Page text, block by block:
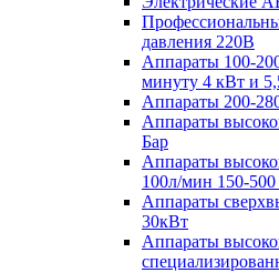
давления 220В
Аппараты 100-
минуту 4 кВт и
Аппараты 200-
Аппараты
Бар
Аппараты
100л/мин 150-500
Аппараты
30кВт
Аппараты